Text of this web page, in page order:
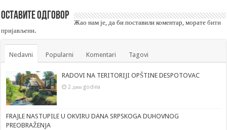
Оставите одговор
Жао нам је, да би поставили коментар, моратебити
пријављени.
Nedavni Popularni Komentari Tagovi
RADOVI NA TERITORIJI OPŠTINE DESPOTOVAC
2 дана godina
FRAJLE NASTUPILE U OKVIRU DANA SRPSKOGA DUHOVNOG
PREOBRAŽENJA